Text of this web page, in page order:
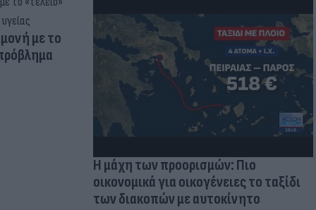
με το
Η μάχη των προορισμών: Πιο
οικονομικά για οικογένειες το ταξίδι
των διακοπών με αυτοκίνητο